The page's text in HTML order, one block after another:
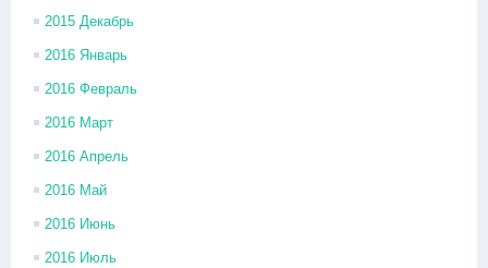
2015 Декабрь
2016 Январь
2016 Февраль
2016 Март
2016 Апрель
2016 Май
2016 Июнь
2016 Июль